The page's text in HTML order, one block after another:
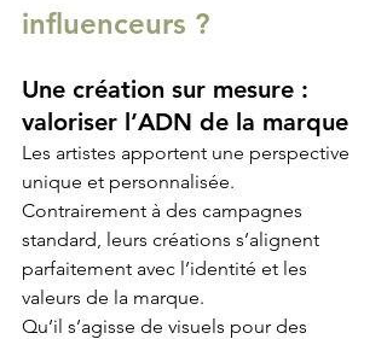
influenceurs ?
Une création sur mesure :
valoriser l’ADN de la marque
Les artistes apportent une perspective
unique et personnalisée.
Contrairement à des campagnes
standard, leurs créations s’alignent
parfaitement avec l’identité et les
valeurs de la marque.
Qu’il s’agisse de visuels pour des